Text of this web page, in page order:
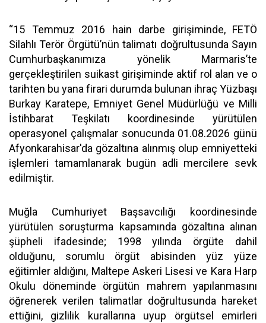
“15 Temmuz 2016 hain darbe girişiminde, FETÖ
Silahlı Terör Örgütü’nün talimatı doğrultusunda Sayın
Cumhurbaşkanımıza yönelik Marmaris’te
gerçekleştirilen suikast girişiminde aktif rol alan ve o
tarihten bu yana firari durumda bulunan ihraç Yüzbaşı
Burkay Karatepe, Emniyet Genel Müdürlüğü ve Milli
İstihbarat Teşkilatı koordinesinde yürütülen
operasyonel çalışmalar sonucunda 01.08.2026 günü
Afyonkarahisar'da gözaltına alınmış olup emniyetteki
işlemleri tamamlanarak bugün adli mercilere sevk
edilmiştir.
Muğla Cumhuriyet Başsavcılığı koordinesinde
yürütülen soruşturma kapsamında gözaltına alınan
şüpheli ifadesinde; 1998 yılında örgüte dahil
olduğunu, sorumlu örgüt abisinden yüz yüze
eğitimler aldığını, Maltepe Askeri Lisesi ve Kara Harp
Okulu döneminde örgütün mahrem yapılanmasını
öğrenerek verilen talimatlar doğrultusunda hareket
ettiğini, gizlilik kurallarına uyup örgütsel emirleri